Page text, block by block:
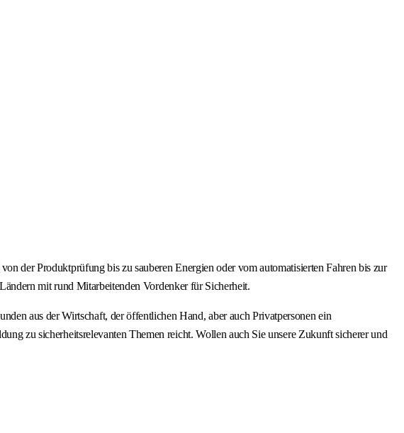
der Produktprüfung bis zu sauberen Energien oder vom automatisierten Fahren bis zur
mit rund Mitarbeitenden Vordenker für Sicherheit.
aus der Wirtschaft, der öffentlichen Hand, aber auch Privatpersonen ein
zu sicherheitsrelevanten Themen reicht. Wollen auch Sie unsere Zukunft sicherer und